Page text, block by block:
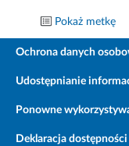
Pokaż metkę
Ochrona danych
Udostępnianie
Ponowne
Deklaracja dostępności